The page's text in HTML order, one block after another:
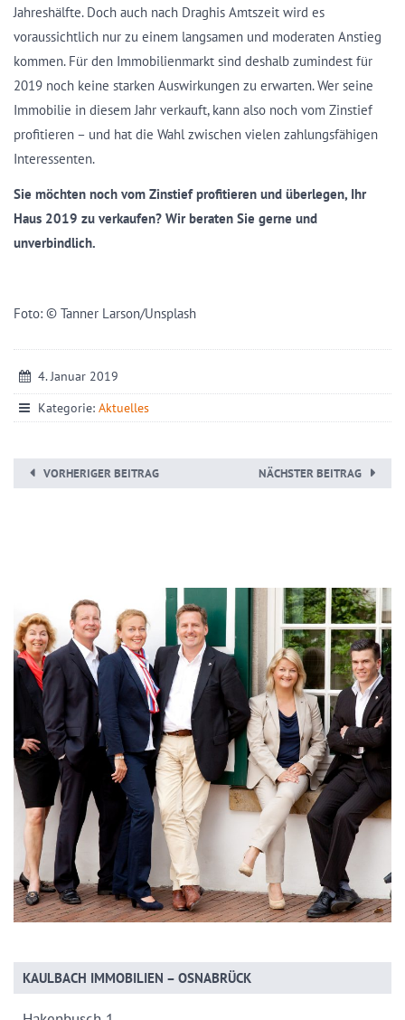
Jahreshälfte. Doch auch nach Draghis Amtszeit wird es
voraussichtlich nur zu einem langsamen und moderaten Anstieg
kommen. Für den Immobilienmarkt sind deshalb zumindest für
2019 noch keine starken Auswirkungen zu erwarten. Wer seine
Immobilie in diesem Jahr verkauft, kann also noch vom Zinstief
profitieren – und hat die Wahl zwischen vielen zahlungsfähigen
Interessenten.
Sie möchten noch vom Zinstief profitieren und überlegen, Ihr
Haus 2019 zu verkaufen? Wir beraten Sie gerne und
unverbindlich.
Foto: © Tanner Larson/Unsplash
4. Januar 2019
Kategorie: Aktuelles
VORHERIGER BEITRAG NÄCHSTER BEITRAG
KAULBACH IMMOBILIEN – OSNABRÜCK